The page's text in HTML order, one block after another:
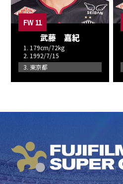
FW 11
武藤 嘉紀
1. 179cm/72kg
2. 1992/7/15
3. 東京都